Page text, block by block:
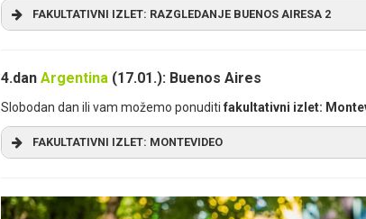
FAKULTATIVNI IZLET: RAZGLEDANJE BUENOS AIRESA 2
čuvenoj prestoničkoj pijaciMercado de San Telmo
tipičnom italijanskom stilu, podignuta je kako bi zadovoljila
otvorena svakodnevno, najživlja je vikendom, kada je
Coffee Town, na primer, poznata je po jednoj od
nacionalnim spomenikom, slikoviti je prikaz karaktera,
odvešće nas na putovanje u prošlost. Čarolija zvana
4.dan Argentina (17.01.): Buenos Aires
Slobodan dan ili vam možemo ponuditi fakultativni izlet:
FAKULTATIVNI IZLET: MONTEVIDEO